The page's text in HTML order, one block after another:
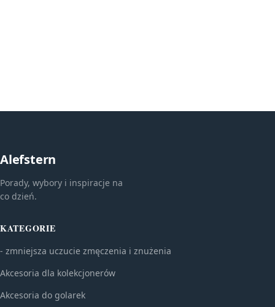
Alefstern
Porady, wybory i inspiracje na
co dzień.
KATEGORIE
- zmniejsza uczucie zmęczenia i znużenia
Akcesoria dla kolekcjonerów
Akcesoria do golarek